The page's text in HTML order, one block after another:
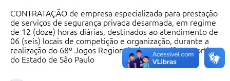
CONTRATAÇÃO de empresa especializada para prestação
de serviços de segurança privada desarmada, em regime
de 12 (doze) horas diárias, destinados ao atendimento de
06 (seis) locais de competição e organização, durante a
realização do 68º Jogos Regionais da 6ª Região Esportiva
do Estado de São Paulo